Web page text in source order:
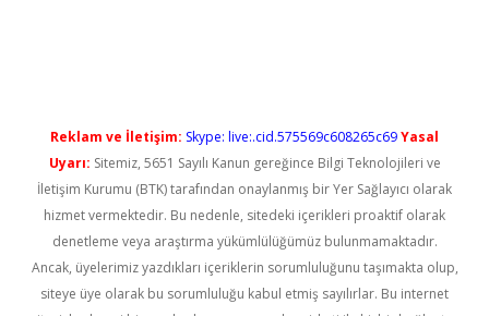
Reklam ve İletişim: Skype: live:.cid.575569c608265c69Yasal
Uyarı: Sitemiz, 5651 Sayılı Kanun gereğince Bilgi Teknolojileri ve
İletişim Kurumu (BTK) tarafından onaylanmış bir Yer Sağlayıcı olarak
hizmet vermektedir. Bu nedenle, sitedeki içerikleri proaktif olarak
denetleme veya araştırma yükümlülüğümüz bulunmamaktadır.
Ancak, üyelerimiz yazdıkları içeriklerin sorumluluğunu taşımakta olup,
siteye üye olarak bu sorumluluğu kabul etmiş sayılırlar. Bu internet